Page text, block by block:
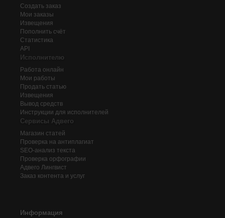
Создать заказ
Мои заказы
Извещения
Пополнить счёт
Статистика
API
Исполнителю
Работа онлайн
Мои работы
Продать статью
Извещения
Вывод средств
Инструкции для исполнителей
Сервисы Адвего
Магазин статей
Проверка на антиплагиат
SEO-анализ текста
Проверка орфографии
Адвего Лингвист
Заказ контента и услуг
Информация